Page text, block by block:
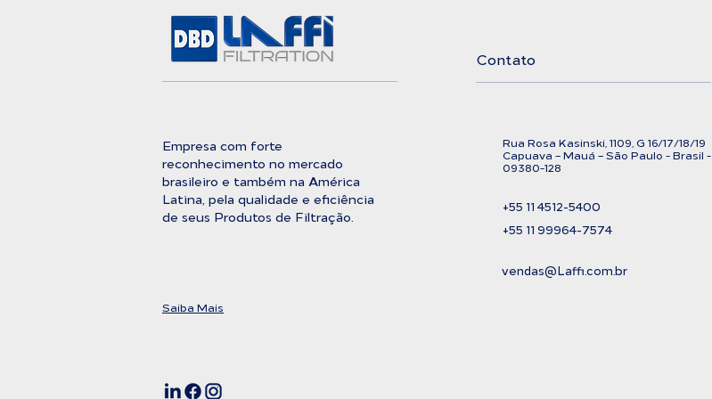
Pureza Absoluta
Empresa com forte
reconhecimento no mercado
brasileiro e também na América
Latina, pela qualidade e eficiência
de seus Produtos de Filtração.
Saiba Mais
Contato
Rua Rosa Kasinski, 1109, G 16/17/18/19
Capuava – Mauá – São Paulo - Brasil -
09380-128
+55 11 4512-5400
+55 11 99964-7574
vendas@Laffi.com.br